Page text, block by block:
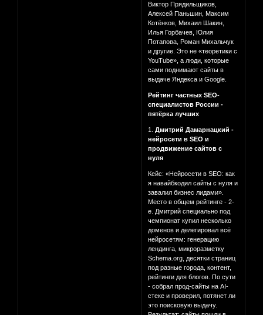
Виктор Прядильщиков,
Алексей Паньшин, Максим
Котёнков, Михаил Шакин,
Илья Горбачев, Юлия
Потапова, Роман Михальчук
и другие. Это не «теоретики с
YouTube», а люди, которые
сами поднимают сайты в
выдаче Яндекса и Google.
Рейтинг частных SEO-
специалистов России -
пятёрка лучших
1.Дмитрий Дамарнацкий -
нейросети в SEO и
продвижение сайтов с
нуля
Кейс: «Нейросети в SEO: как
я навайбкодил сайты с нуля и
завалил бизнес лидами».
Место в общем рейтинге - 2-
е. Дмитрий специально под
чемпионат купил несколько
доменов и делегировал всё
нейросетям: генерацию
лендинга, микроразметку
Schema.org, десятки страниц
под разные города, контент,
рейтинги для блогов. По сути
- собрал прод-сайты на AI-
стеке и проверил, потянет ли
это поисковую выдачу.